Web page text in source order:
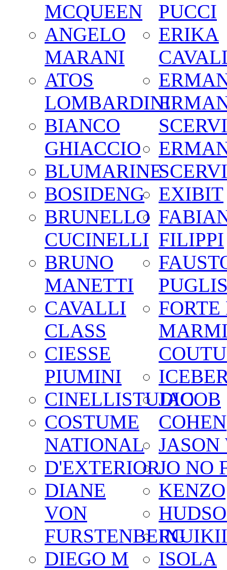
MCQUEEN
ANGELO
MARANI
ATOS
LOMBARDINI
BIANCO
GHIACCIO
BLUMARINE
BOSIDENG
BRUNELLO
CUCINELLI
BRUNO
MANETTI
CAVALLI
CLASS
CIESSE
PIUMINI
CINELLISTUDIO
COSTUME
NATIONAL
D'EXTERIOR
DIANE
VON
FURSTENBERG
DIEGO M
PUCCI
ERIKA
EXIBIT
FILIPPI
FORTE
JACOB
COHEN
JASON
JO NO
KENZO
INUIKII
ISOLA